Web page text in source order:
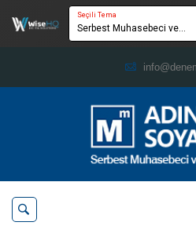
Seçili Tema
Serbest Muhasebeci ve...